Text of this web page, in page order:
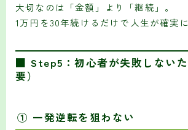
大切なのは「金額」より「継続」。
1万円を30年続けるだけで人生が確実
■ Step5：初心者が失敗しない
要）
① 一発逆転を狙わない